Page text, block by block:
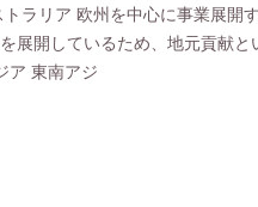
ラリア 欧州を中心に事業展開
展開しているため、地元貢献と
ア 東南アジ